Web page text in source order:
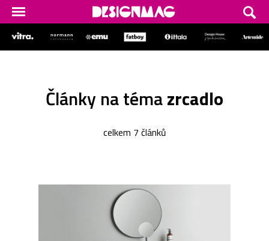
Články na témazrcadlo
celkem 7 článků